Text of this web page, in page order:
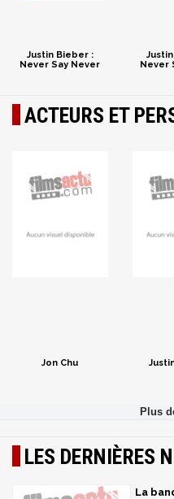
Justin Bieber :
Never Say Never
Never
ACTEURS ET
Jon Chu
LES DERNIÈRES
La